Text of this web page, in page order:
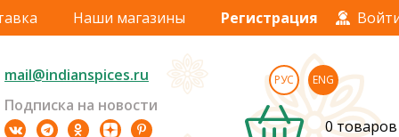
Наши магазины Регистрация
mail@indianspices.ru
Подписка на новости
РУС ENG
0 товаров